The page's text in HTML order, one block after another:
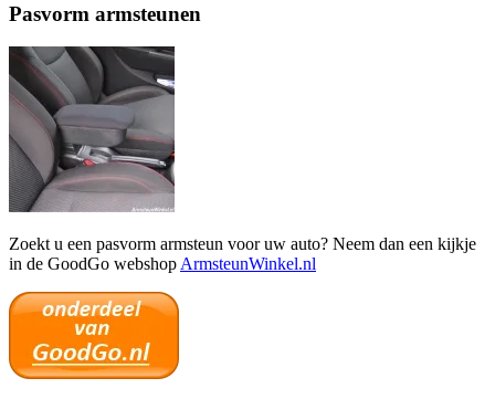
Pasvorm armsteunen
Zoekt u een pasvorm armsteun voor uw auto? Neem dan een kijkje
in de GoodGo webshop ArmsteunWinkel.nl